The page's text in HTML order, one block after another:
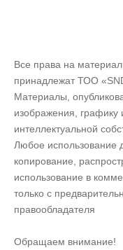
Все права на
принадлежат ТОО
Материалы,
изображения, графику
интеллектуальной
Любое использование
копирование,
использование в
только с
правообладателя
Обращаем внимание!